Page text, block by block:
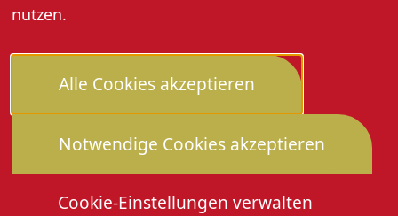
nutzen.
Alle Cookies akzeptieren
Notwendige Cookies akzeptieren
Cookie-Einstellungen verwalten